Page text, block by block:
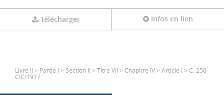
Télécharger Infos en lien
Livre II > Partie I > Section II > Titre VII > Chapitre IV > Article I > C. 250
CIC/1917